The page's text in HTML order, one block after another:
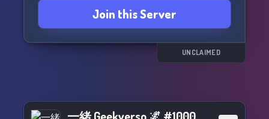
🚀 Dynamic Roles: Custom-tailor your profile
with our efficient registration to align with your
interests!
Join this Server
UNCLAIMED